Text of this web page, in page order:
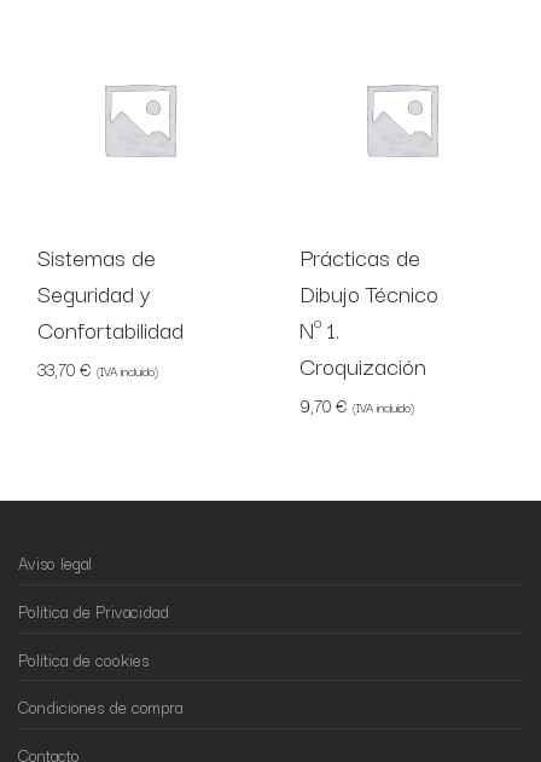
Sistemas de
Seguridad y
Confortabilidad
33,70€ (IVA incluido)
Prácticas de
Dibujo Técnico
Nº 1.
Croquización
9,70€ (IVA incluido)
Aviso legal
Política de Privacidad
Política de cookies
Condiciones de compra
Contacto